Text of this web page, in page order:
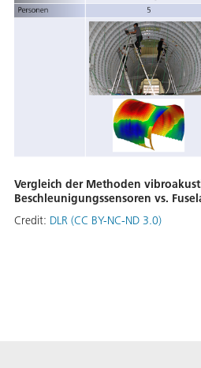
Vergleich der Methoden
Beschleunigungssensoren vs.
Credit: DLR (CC BY-NC-ND 3.0)